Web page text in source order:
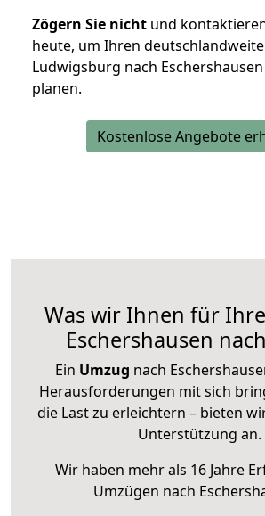
Zögern Sie nicht und
heute, um Ihren
Ludwigsburg nach
planen.
Kostenlose Angebote
Was wir Ihnen für
Eschershausen
Ein Umzug nach
Herausforderungen mit sich
die Last zu erleichtern – bieten
Unterstützung an.
Wir haben mehr als 16 Jahre
Umzügen nach